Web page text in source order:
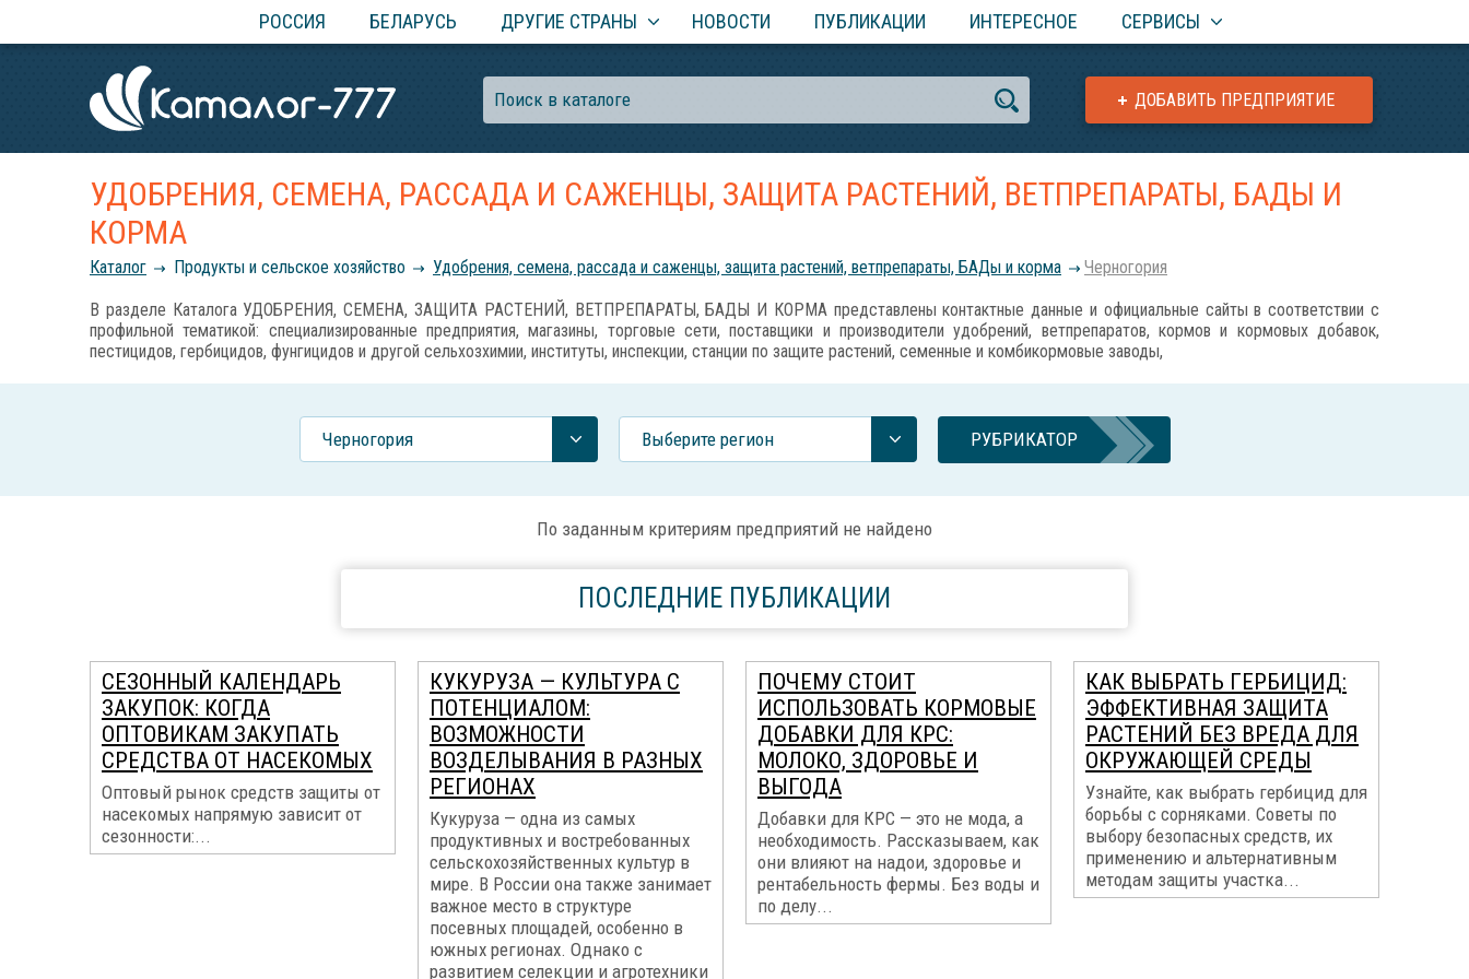
РОССИЯ БЕЛАРУСЬ ДРУГИЕ СТРАНЫ НОВОСТИ ПУБЛИКАЦИИ ИНТЕРЕСНОЕ СЕРВИСЫ
ДОБАВИТЬ ПРЕДПРИЯТИЕ
УДОБРЕНИЯ, СЕМЕНА, РАССАДА И САЖЕНЦЫ, ЗАЩИТА РАСТЕНИЙ, ВЕТПРЕПАРАТЫ, БАДЫ И
КОРМА
Каталог Продукты и сельское хозяйство Удобрения, семена, рассада и саженцы, защита растений, ветпрепараты, БАДы и корма Черногория
В разделе Каталога УДОБРЕНИЯ, СЕМЕНА, ЗАЩИТА РАСТЕНИЙ, ВЕТПРЕПАРАТЫ, БАДЫ И КОРМА представлены контактные данные и официальные сайты в соответствии с
профильной тематикой: специализированные предприятия, магазины, торговые сети, поставщики и производители удобрений, ветпрепаратов, кормов и кормовых добавок,
пестицидов, гербицидов, фунгицидов и другой сельхозхимии, институты, инспекции, станции по защите растений, семенные и комбикормовые заводы,
Черногория Выберите регион РУБРИКАТОР
По заданным критериям предприятий не найдено
ПОСЛЕДНИЕ ПУБЛИКАЦИИ
СЕЗОННЫЙ КАЛЕНДАРЬ
ЗАКУПОК: КОГДА
ОПТОВИКАМ ЗАКУПАТЬ
СРЕДСТВА ОТ НАСЕКОМЫХ
Оптовый рынок средств защиты от
насекомых напрямую зависит от
сезонности:...
КУКУРУЗА — КУЛЬТУРА С
ПОТЕНЦИАЛОМ:
ВОЗМОЖНОСТИ
ВОЗДЕЛЫВАНИЯ В РАЗНЫХ
РЕГИОНАХ
Кукуруза — одна из самых
продуктивных и востребованных
сельскохозяйственных культур в
мире. В России она также занимает
важное место в структуре
посевных площадей, особенно в
южных регионах. Однако с
развитием селекции и агротехники
ПОЧЕМУ СТОИТ
ИСПОЛЬЗОВАТЬ КОРМОВЫЕ
ДОБАВКИ ДЛЯ КРС:
МОЛОКО, ЗДОРОВЬЕ И
ВЫГОДА
Добавки для КРС — это не мода, а
необходимость. Рассказываем, как
они влияют на надои, здоровье и
рентабельность фермы. Без воды и
по делу...
КАК ВЫБРАТЬ ГЕРБИЦИД:
ЭФФЕКТИВНАЯ ЗАЩИТА
РАСТЕНИЙ БЕЗ ВРЕДА ДЛЯ
ОКРУЖАЮЩЕЙ СРЕДЫ
Узнайте, как выбрать гербицид для
борьбы с сорняками. Советы по
выбору безопасных средств, их
применению и альтернативным
методам защиты участка...